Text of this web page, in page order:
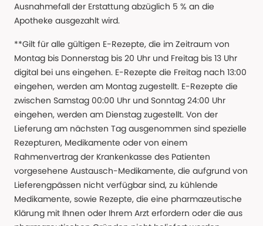
Ausnahmefall der Erstattung abzüglich 5 % an die
Apotheke ausgezahlt wird.
**Gilt für alle gültigen E-Rezepte, die im Zeitraum von
Montag bis Donnerstag bis 20 Uhr und Freitag bis 13 Uhr
digital bei uns eingehen. E-Rezepte die Freitag nach 13:00
eingehen, werden am Montag zugestellt. E-Rezepte die
zwischen Samstag 00:00 Uhr und Sonntag 24:00 Uhr
eingehen, werden am Dienstag zugestellt. Von der
Lieferung am nächsten Tag ausgenommen sind spezielle
Rezepturen, Medikamente oder von einem
Rahmenvertrag der Krankenkasse des Patienten
vorgesehene Austausch-Medikamente, die aufgrund von
Lieferengpässen nicht verfügbar sind, zu kühlende
Medikamente, sowie Rezepte, die eine pharmazeutische
Klärung mit Ihnen oder Ihrem Arzt erfordern oder die aus